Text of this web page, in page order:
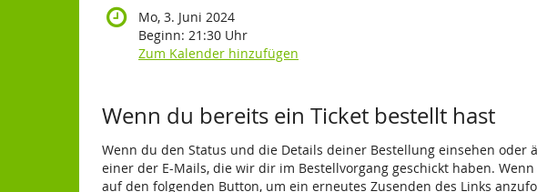
Mo, 3. Juni 2024
Beginn: 21:30 Uhr
Zum Kalender hinzufügen
Wenn du bereits ein Ticket bestellt hast
Wenn du den Status und die Details deiner Bestellung einsehen oder
einer der E-Mails, die wir dir im Bestellvorgang geschickt haben.
auf den folgenden Button, um ein erneutes Zusenden des Links